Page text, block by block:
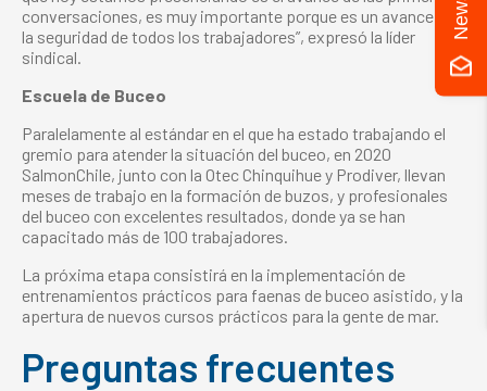
conversaciones, es muy importante porque es un avance en
la seguridad de todos los trabajadores”, expresó la líder
sindical.
Escuela de Buceo
Paralelamente al estándar en el que ha estado trabajando el
gremio para atender la situación del buceo, en 2020
SalmonChile, junto con la Otec Chinquihue y Prodiver, llevan
meses de trabajo en la formación de buzos, y profesionales
del buceo con excelentes resultados, donde ya se han
capacitado más de 100 trabajadores.
La próxima etapa consistirá en la implementación de
entrenamientos prácticos para faenas de buceo asistido, y la
apertura de nuevos cursos prácticos para la gente de mar.
Preguntas frecuentes